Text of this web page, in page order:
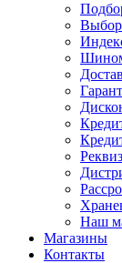
Выбор
Наш
Магазины
Контакты